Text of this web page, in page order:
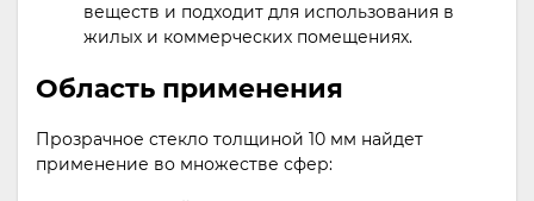
веществ и подходит для использования в
жилых и коммерческих помещениях.
Область применения
Прозрачное стекло толщиной 10 мм найдет
применение во множестве сфер: